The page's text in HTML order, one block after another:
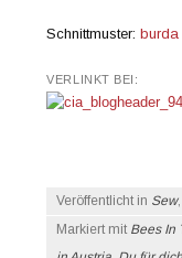
Schnittmuster:burda
VERLINKT BEI:
Veröffentlicht in Sew,
Markiert mit Bees In